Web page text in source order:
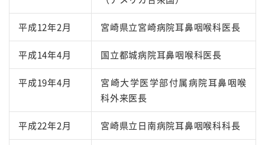
平成12年2月 宮崎県立宮崎病院耳鼻咽喉科医長
平成14年4月 国立都城病院耳鼻咽喉科医長
平成19年4月
宮崎大学医学部付属病院耳鼻咽喉
科外来医長
平成22年2月 宮崎県立日南病院耳鼻咽喉科科長